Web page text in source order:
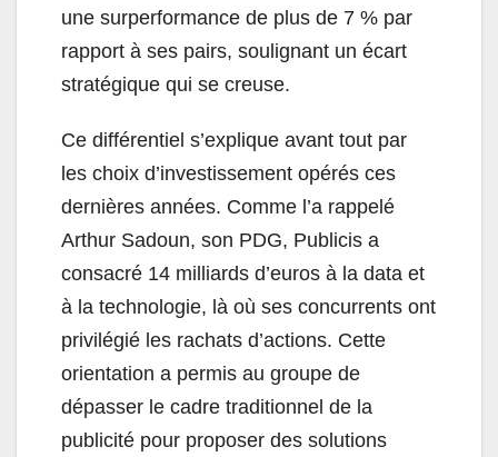
une surperformance de plus de 7 % par
rapport à ses pairs, soulignant un écart
stratégique qui se creuse.
Ce différentiel s’explique avant tout par
les choix d’investissement opérés ces
dernières années. Comme l’a rappelé
Arthur Sadoun, son PDG, Publicis a
consacré 14 milliards d’euros à la data et
à la technologie, là où ses concurrents ont
privilégié les rachats d’actions. Cette
orientation a permis au groupe de
dépasser le cadre traditionnel de la
publicité pour proposer des solutions